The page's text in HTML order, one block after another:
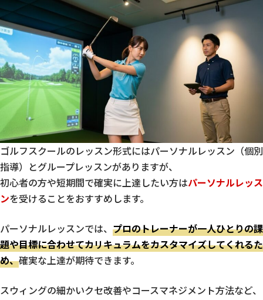
ゴルフスクールのレッスン形式にはパーソナルレッスン（個別
指導）とグループレッスンがありますが、
初心者の方や短期間で確実に上達したい方はパーソナルレッス
ンを受けることをおすすめします。
パーソナルレッスンでは、 プロのトレーナーが一人ひとりの課
題や目標に合わせてカリキュラムをカスタマイズしてくれるた
め、確実な上達が期待できます。
スウィングの細かいクセ改善やコースマネジメント方法など、